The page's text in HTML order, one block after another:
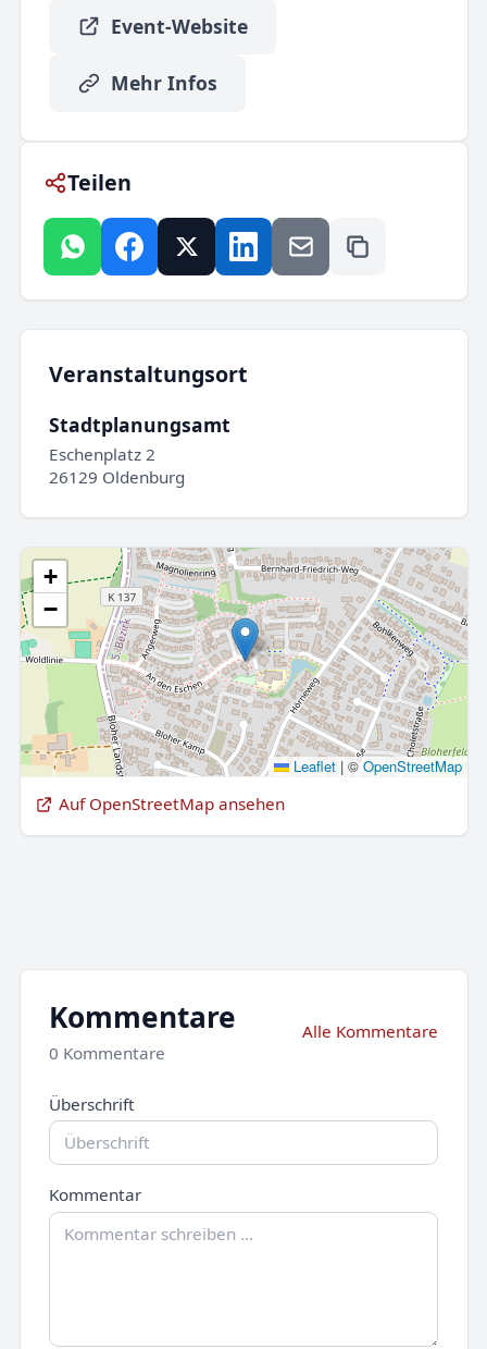
Event-Website
Mehr Infos
Teilen
Veranstaltungsort
Stadtplanungsamt
Eschenplatz 2
26129 Oldenburg
+
−
Leaflet |©OpenStreetMap
Auf OpenStreetMap ansehen
Kommentare
0 Kommentare
Alle Kommentare
Überschrift
Kommentar